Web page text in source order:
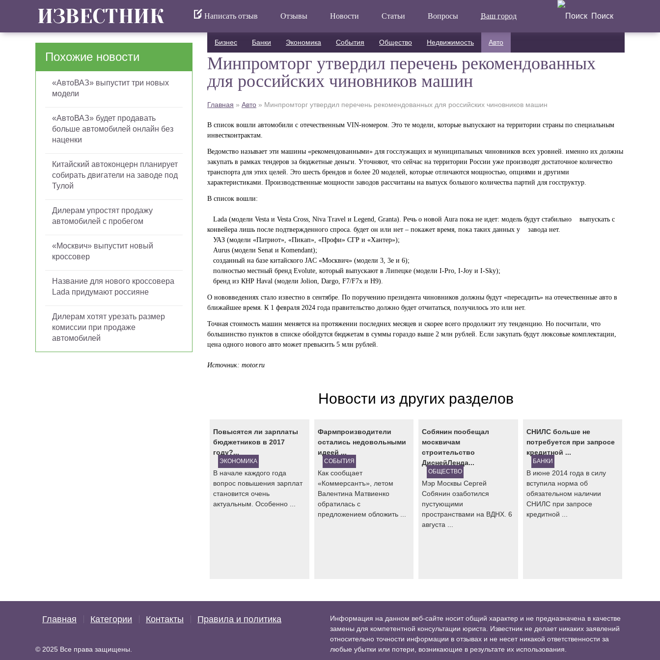
Написать отзыв Отзывы Новости Статьи Вопросы Ваш город Поиск
Похожие новости
«АвтоВАЗ» выпустит три новых
модели
«АвтоВАЗ» будет продавать
больше автомобилей онлайн без
наценки
Китайский автоконцерн планирует
собирать двигатели на заводе под
Тулой
Дилерам упростят продажу
автомобилей с пробегом
«Москвич» выпустит новый
кроссовер
Название для нового кроссовера
Lada придумают россияне
Дилерам хотят урезать размер
комиссии при продаже
автомобилей
Бизнес Банки Экономика События Общество Недвижимость Авто
Минпромторг утвердил перечень рекомендованных
для российских чиновников машин
Главная » Авто » Минпромторг утвердил перечень рекомендованных для российских чиновников машин
В список вошли автомобили с отечественным VIN-номером. Это те модели, которые выпускают на территории страны по специальным
инвестконтрактам.
Ведомство называет эти машины «рекомендованными» для госслужащих и муниципальных чиновников всех уровней. именно их должны
закупать в рамках тендеров за бюджетные деньги. Уточняют, что сейчас на территории России уже производят достаточное количество
транспорта для этих целей. Это шесть брендов и более 20 моделей, которые отличаются мощностью, опциями и другими
характеристиками. Производственные мощности заводов рассчитаны на выпуск большого количества партий для госструктур.
В список вошли:
Lada (модели Vesta и Vesta Cross, Niva Travel и Legend, Granta). Речь о новой Aura пока не идет: модель будут стабильно выпускать с
конвейера лишь после подтвержденного спроса. будет он или нет – покажет время, пока таких данных у завода нет.
УАЗ (модели «Патриот», «Пикап», «Профи» СГР и «Хантер»);
Aurus (модели Senat и Komendant);
созданный на базе китайского JAC «Москвич» (модели 3, 3е и 6);
полностью местный бренд Evolute, который выпускают в Липецке (модели I-Pro, I-Joy и I-Sky);
бренд из КНР Haval (модели Jolion, Dargo, F7/F7x и H9).
О нововведениях стало известно в сентябре. По поручению президента чиновников должны будут «пересадить» на отечественные авто в
ближайшее время. К 1 февраля 2024 года правительство должно будет отчитаться, получилось это или нет.
Точная стоимость машин меняется на протяжении последних месяцев и скорее всего продолжит эту тенденцию. Но посчитали, что
большинство пунктов в списке обойдутся бюджетам в суммы гораздо выше 2 млн рублей. Если закупать будут люксовые комплектации,
цена одного нового авто может превысить 5 млн рублей.
Источник: motor.ru
Новости из других разделов
Повысятся ли зарплаты
бюджетников в 2017
году?...
ЭКОНОМИКА
В начале каждого года
вопрос повышения зарплат
становится очень
актуальным. Особенно ...
Фармпроизводители
остались недовольными
идеей ...
СОБЫТИЯ
Как сообщает
«Коммерсантъ», летом
Валентина Матвиенко
обратилась с
предложением обложить ...
Собянин пообещал
москвичам
строительство
ДиснейЛенда...
ОБЩЕСТВО
Мэр Москвы Сергей
Собянин озаботился
пустующими
пространствами на ВДНХ. 6
августа ...
СНИЛС больше не
потребуется при запросе
кредитной ...
БАНКИ
В июне 2014 года в силу
вступила норма об
обязательном наличии
СНИЛС при запросе
кредитной ...
Главная Категории Контакты Правила и политика
Информация на данном веб-сайте носит общий характер и не предназначена в качестве
замены для компетентной консультации юриста. Известник не делает никаких заявлений
относительно точности информации в отзывах и не несет никакой ответственности за
любые убытки или потери, возникающие в результате их использования.
© 2025 Все права защищены.
Написать отзыв
Главная